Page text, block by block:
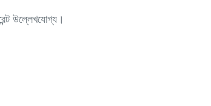
উল্লেখযোগ্য।